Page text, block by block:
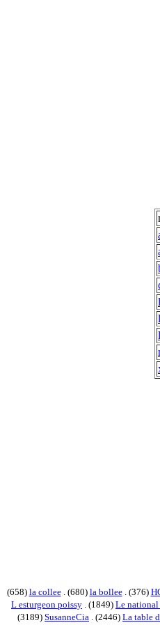
(658) la collee. (680) la bollee. (376)
L esturgeon poissy . (1849) Le
(3189) SusanneCia . (2446) La table